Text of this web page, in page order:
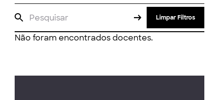
Limpar Filtros
Não foram encontrados docentes.